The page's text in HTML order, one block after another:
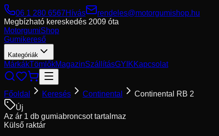
06 1 280 6567Hívás
rendeles@motorgumishop.hu
Megbízható kereskedés 2009 óta
MotorgumiShop
Gumikereső
Kategóriák
MárkákTömlőkMagazinSzállításGYIKKapcsolat
Főoldal Keresés Continental
Continental RB 2
Új
Az ár 1 db gumiabroncsot tartalmaz
Külső raktár